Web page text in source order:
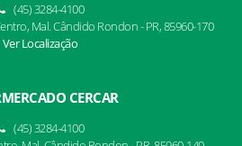
(45) 3284-4100
Mal. Cândido Rondon - PR, 85960-170
Ver Localização
CERCAR
(45) 3284-4100